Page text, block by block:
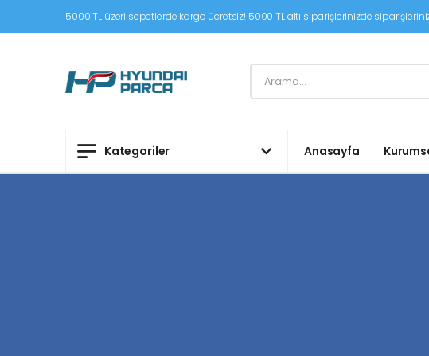
5000 TL üzeri sepetlerde kargo ücretsiz! 5000 TL altı siparişlerinizde
Kategoriler Anasayfa